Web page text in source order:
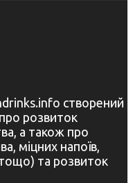
створений
про розвиток
а також про
міцних напоїв,
тощо) та розвиток